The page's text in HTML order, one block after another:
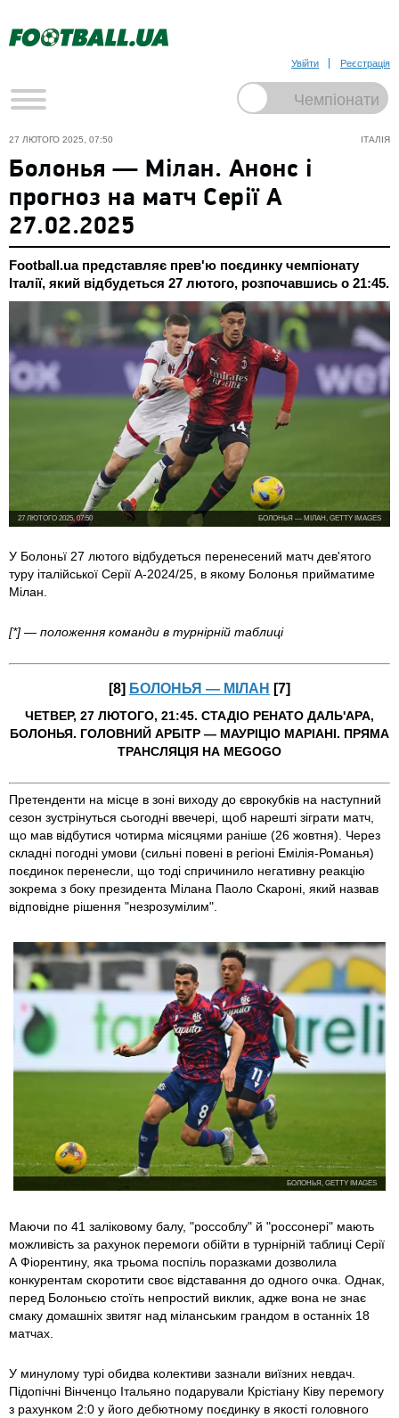
Увійти Реєстрація
ІТАЛІЯ
27 ЛЮТОГО 2025, 07:50
Болонья — Мілан. Анонс і
прогноз на матч Серії А
27.02.2025
Football.ua представляє прев'ю поєдинку чемпіонату
Італії, який відбудеться 27 лютого, розпочавшись о 21:45.
БОЛОНЬЯ — МІЛАН, GETTY IMAGES
27 ЛЮТОГО 2025, 07:50
У Болоньї 27 лютого відбудеться перенесений матч дев'ятого
туру італійської Серії А-2024/25, в якому Болонья прийматиме
Мілан.
[*] — положення команди в турнірній таблиці
[8] БОЛОНЬЯ — МІЛАН [7]
ЧЕТВЕР, 27 ЛЮТОГО, 21:45. СТАДІО РЕНАТО ДАЛЬ'АРА,
БОЛОНЬЯ. ГОЛОВНИЙ АРБІТР — МАУРІЦІО МАРІАНІ. ПРЯМА
ТРАНСЛЯЦІЯ НА MEGOGO
Претенденти на місце в зоні виходу до єврокубків на наступний
сезон зустрінуться сьогодні ввечері, щоб нарешті зіграти матч,
що мав відбутися чотирма місяцями раніше (26 жовтня). Через
складні погодні умови (сильні повені в регіоні Емілія-Романья)
поєдинок перенесли, що тоді спричинило негативну реакцію
зокрема з боку президента Мілана Паоло Скароні, який назвав
відповідне рішення "незрозумілим".
БОЛОНЬЯ, GETTY IMAGES
Маючи по 41 заліковому балу, "россоблу" й "россонері" мають
можливість за рахунок перемоги обійти в турнірній таблиці Серії
А Фіорентину, яка трьома поспіль поразками дозволила
конкурентам скоротити своє відставання до одного очка. Однак,
перед Болоньєю стоїть непростий виклик, адже вона не знає
смаку домашніх звитяг над міланським грандом в останніх 18
матчах.
У минулому турі обидва колективи зазнали виїзних невдач.
Підопічні Вінченцо Італьяно подарували Крістіану Ківу перемогу
з рахунком 2:0 у його дебютному поєдинку в якості головного